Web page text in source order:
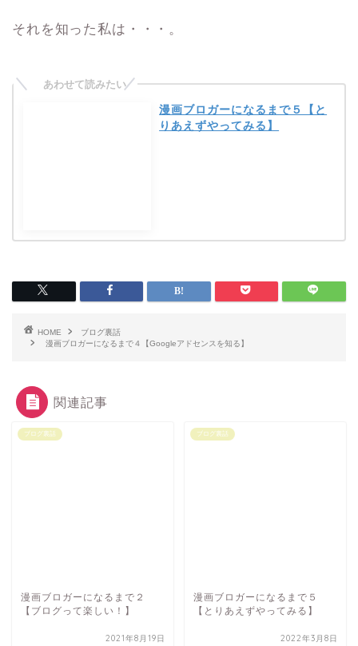
それを知った私は・・・。
漫画ブロガーになるまで５【と
りあえずやってみる】
HOME
ブログ裏話
漫画ブロガーになるまで４【Googleアドセンスを知る】
関連記事
ブログ裏話
漫画ブロガーになるまで２
【ブログって楽しい！】
2021年8月19日
ブログ裏話
漫画ブロガーになるまで５
【とりあえずやってみる】
2022年3月8日